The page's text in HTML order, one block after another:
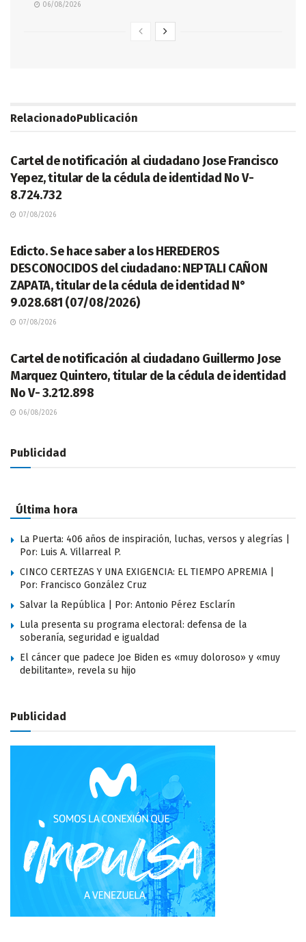
06/08/2026
RelacionadoPublicación
Cartel de notificación al ciudadano Jose Francisco
Yepez, titular de la cédula de identidad No V-
8.724.732
07/08/2026
Edicto. Se hace saber a los HEREDEROS
DESCONOCIDOS del ciudadano: NEPTALI CAÑON
ZAPATA, titular de la cédula de identidad N°
9.028.681 (07/08/2026)
07/08/2026
Cartel de notificación al ciudadano Guillermo Jose
Marquez Quintero, titular de la cédula de identidad
No V- 3.212.898
06/08/2026
Publicidad
Última hora
La Puerta: 406 años de inspiración, luchas, versos y alegrías |
Por: Luis A. Villarreal P.
CINCO CERTEZAS Y UNA EXIGENCIA: EL TIEMPO APREMIA |
Por: Francisco González Cruz
Salvar la República | Por: Antonio Pérez Esclarín
Lula presenta su programa electoral: defensa de la
soberanía, seguridad e igualdad
El cáncer que padece Joe Biden es «muy doloroso» y «muy
debilitante», revela su hijo
Publicidad